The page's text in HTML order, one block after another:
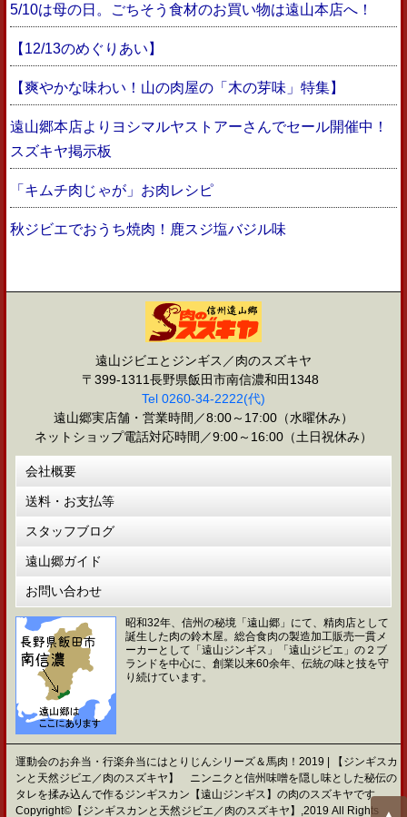
5/10は母の日。ごちそう食材のお買い物は遠山本店へ！
【12/13のめぐりあい】
【爽やかな味わい！山の肉屋の「木の芽味」特集】
遠山郷本店よりヨシマルヤストアーさんでセール開催中！
スズキヤ掲示板
「キムチ肉じゃが」お肉レシピ
秋ジビエでおうち焼肉！鹿スジ塩バジル味
遠山ジビエとジンギス／肉のスズキヤ
〒399-1311長野県飯田市南信濃和田1348
Tel 0260-34-2222(代)
遠山郷実店舗・営業時間／8:00～17:00（水曜休み）
ネットショップ電話対応時間／9:00～16:00（土日祝休み）
会社概要
送料・お支払等
スタッフブログ
遠山郷ガイド
お問い合わせ
昭和32年、信州の秘境「遠山郷」にて、精肉店として
誕生した肉の鈴木屋。総合食肉の製造加工販売一貫メ
ーカーとして「遠山ジンギス」「遠山ジビエ」の２ブ
ランドを中心に、創業以来60余年、伝統の味と技を守
り続けています。
運動会のお弁当・行楽弁当にはとりじんシリーズ＆馬肉！2019 | 【ジンギスカ
ンと天然ジビエ／肉のスズキヤ】 ニンニクと信州味噌を隠し味とした秘伝の
タレを揉み込んで作るジンギスカン【遠山ジンギス】の肉のスズキヤです
Copyright©【ジンギスカンと天然ジビエ／肉のスズキヤ】,2019 All Rights